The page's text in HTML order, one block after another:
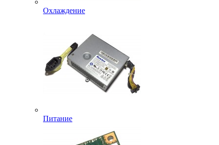
Охлаждение
Питание